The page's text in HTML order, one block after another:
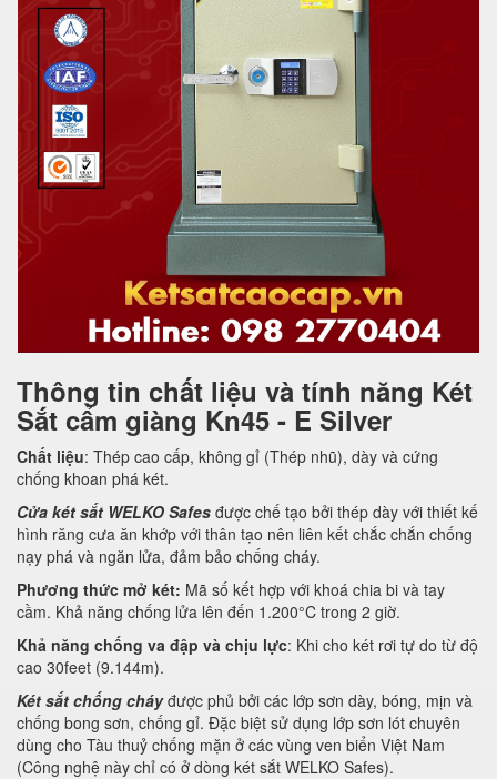
Thông tin chất liệu và tính năng Két
Sắt cẩm giàng Kn45 - E Silver
Chất liệu: Thép cao cấp, không gỉ (Thép nhũ), dày và cứng
chống khoan phá két.
Cửa két sắt WELKO Safes được chế tạo bởi thép dày với thiết kế
hình răng cưa ăn khớp với thân tạo nên liên kết chắc chắn chống
nạy phá và ngăn lửa, đảm bảo chống cháy.
Phương thức mở két: Mã số kết hợp với khoá chia bi và tay
cầm. Khả năng chống lửa lên đến 1.200°C trong 2 giờ.
Khả năng chống va đập và chịu lực: Khi cho két rơi tự do từ độ
cao 30feet (9.144m).
Két sắt chống cháyđược phủ bởi các lớp sơn dày, bóng, mịn và
chống bong sơn, chống gỉ. Đặc biệt sử dụng lớp sơn lót chuyên
dùng cho Tàu thuỷ chống mặn ở các vùng ven biển Việt Nam
(Công nghệ này chỉ có ở dòng két sắt WELKO Safes).